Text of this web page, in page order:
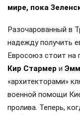
мире, пока
Разочарованный в
надежду получить
Евросоюз стоит на
Кир Стармер и
«архитекторами»
военной помощи
пролива. Теперь,